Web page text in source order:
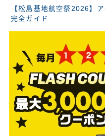
【松島基地航空祭2026】
完全ガイド